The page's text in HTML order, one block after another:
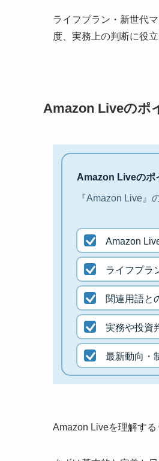
ライフプラン・新世代
度、実務上の判断に役
Amazon Liveのポ
Amazon Liveのポ
『Amazon Live』
Amazon
ライフプラ
関連用語と
実務や投資
最新動向・
Amazon Liveを理解す